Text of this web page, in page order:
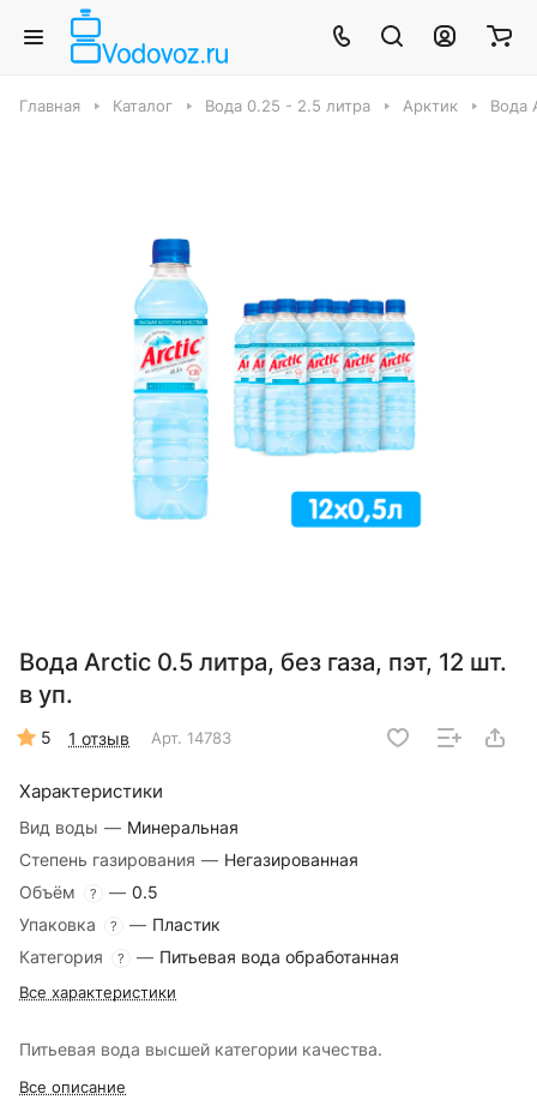
Главная Каталог Вода 0.25 - 2.5 литра Арктик Вода
Вода Arctic 0.5 литра, без газа, пэт, 12 шт.
в уп.
5 1 отзыв Арт. 14783
Характеристики
Вид воды — Минеральная
Степень газирования — Негазированная
Объём
? — 0.5
Упаковка
? — Пластик
Категория
? — Питьевая вода обработанная
Все характеристики
Питьевая вода высшей категории качества.
Все описание